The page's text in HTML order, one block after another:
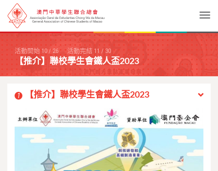
活動開始 10/26 活動完結 11/ 30
【推介】聯校學生會鐵人盃2023
1 【推介】聯校學生會鐵人盃2023